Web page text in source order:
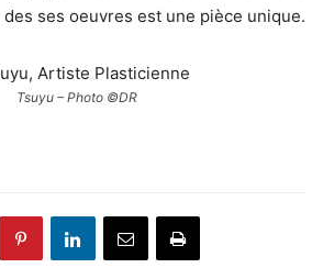
ses oeuvres est une pièce unique.
Tsuyu – Photo ©DR